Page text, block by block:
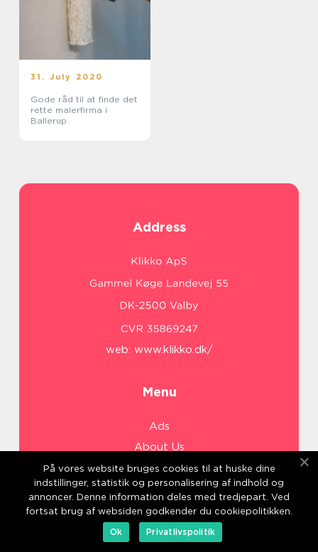
31. July 2020
Gode råd til at finde det
rette malerfirma i
Ballerup
Address
web: www.klikko.dk/
Menu
Ads
About Us
Cookies
Contact
Sitemap
På vores website bruges cookies til at huske dine
indstillinger, statistik og personalisering af indhold og
annoncer. Denne information deles med tredjepart. Ved
fortsat brug af websiden godkender du cookiepolitikken.
Ok
Privatlivspolitik